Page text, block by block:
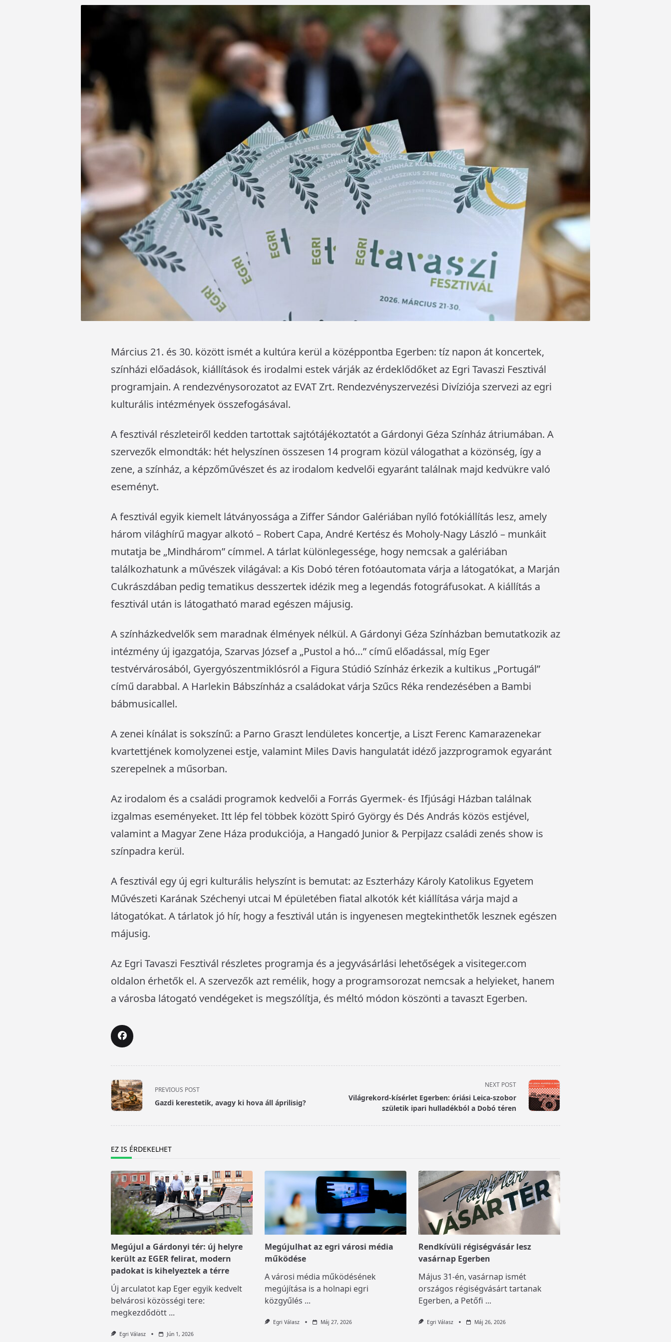
Március 21. és 30. között ismét a kultúra kerül a középpontba Egerben: tíz napon át koncertek,
színházi előadások, kiállítások és irodalmi estek várják az érdeklődőket az Egri Tavaszi Fesztivál
programjain. A rendezvénysorozatot az EVAT Zrt. Rendezvényszervezési Divíziója szervezi az egri
kulturális intézmények összefogásával.
A fesztivál részleteiről kedden tartottak sajtótájékoztatót a Gárdonyi Géza Színház átriumában. A
szervezők elmondták: hét helyszínen összesen 14 program közül válogathat a közönség, így a
zene, a színház, a képzőművészet és az irodalom kedvelői egyaránt találnak majd kedvükre való
eseményt.
A fesztivál egyik kiemelt látványossága a Ziffer Sándor Galériában nyíló fotókiállítás lesz, amely
három világhírű magyar alkotó – Robert Capa, André Kertész és Moholy-Nagy László – munkáit
mutatja be „Mindhárom” címmel. A tárlat különlegessége, hogy nemcsak a galériában
találkozhatunk a művészek világával: a Kis Dobó téren fotóautomata várja a látogatókat, a Marján
Cukrászdában pedig tematikus desszertek idézik meg a legendás fotográfusokat. A kiállítás a
fesztivál után is látogatható marad egészen májusig.
A színházkedvelők sem maradnak élmények nélkül. A Gárdonyi Géza Színházban bemutatkozik az
intézmény új igazgatója, Szarvas József a „Pustol a hó…” című előadással, míg Eger
testvérvárosából, Gyergyószentmiklósról a Figura Stúdió Színház érkezik a kultikus „Portugál”
című darabbal. A Harlekin Bábszínház a családokat várja Szűcs Réka rendezésében a Bambi
bábmusicallel.
A zenei kínálat is sokszínű: a Parno Graszt lendületes koncertje, a Liszt Ferenc Kamarazenekar
kvartettjének komolyzenei estje, valamint Miles Davis hangulatát idéző jazzprogramok egyaránt
szerepelnek a műsorban.
Az irodalom és a családi programok kedvelői a Forrás Gyermek- és Ifjúsági Házban találnak
izgalmas eseményeket. Itt lép fel többek között Spiró György és Dés András közös estjével,
valamint a Magyar Zene Háza produkciója, a Hangadó Junior & PerpiJazz családi zenés show is
színpadra kerül.
A fesztivál egy új egri kulturális helyszínt is bemutat: az Eszterházy Károly Katolikus Egyetem
Művészeti Karának Széchenyi utcai M épületében fiatal alkotók két kiállítása várja majd a
látogatókat. A tárlatok jó hír, hogy a fesztivál után is ingyenesen megtekinthetők lesznek egészen
májusig.
Az Egri Tavaszi Fesztivál részletes programja és a jegyvásárlási lehetőségek a visiteger.com
oldalon érhetők el. A szervezők azt remélik, hogy a programsorozat nemcsak a helyieket, hanem
a városba látogató vendégeket is megszólítja, és méltó módon köszönti a tavaszt Egerben.
<span
class="nav-
subtitle
text">Page</span>
PREVIOUS POST
Gazdi kerestetik, avagy ki hova áll áprilisig?
NEXT POST
Világrekord-kísérlet Egerben: óriási Leica-szobor
születik ipari hulladékból a Dobó téren
EZ IS ÉRDEKELHET
Megújul a Gárdonyi tér: új helyre
került az EGER felirat, modern
padokat is kihelyeztek a térre
Új arculatot kap Eger egyik kedvelt
belvárosi közösségi tere:
megkezdődött ...
Egri Válasz Jún 1, 2026
Megújulhat az egri városi média
működése
A városi média működésének
megújítása is a holnapi egri
közgyűlés ...
Egri Válasz Máj 27, 2026
Rendkívüli régiségvásár lesz
vasárnap Egerben
Május 31-én, vasárnap ismét
országos régiségvásárt tartanak
Egerben, a Petőfi ...
Egri Válasz Máj 26, 2026